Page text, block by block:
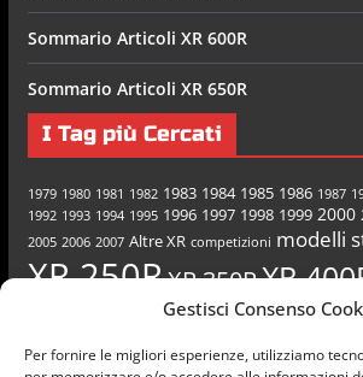
Gestisci Consenso
Per fornire le migliori esperienze, utilizziamo
Sommario Articoli XR 600R
Sommario Articoli XR 650R
I Tag più Cercati
1979 1980 1981 1982 1983 1984 1985 1986 1987
1992 1993 1994 1995 1996 1997 1998 1999 2000
2005 2006 2007 Altre XR competizioni modelli
XR 250RXR 350RXR
XR 600R XR 650R